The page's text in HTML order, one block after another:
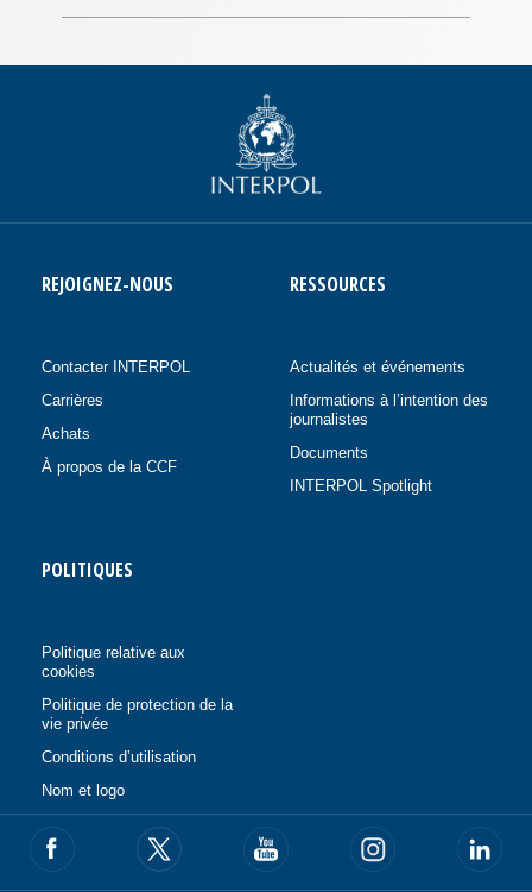
REJOIGNEZ-NOUS
Contacter INTERPOL
Carrières
Achats
À propos de la CCF
RESSOURCES
Actualités et événements
Informations à l’intention des
journalistes
Documents
INTERPOL Spotlight
POLITIQUES
Politique relative aux
cookies
Politique de protection de la
vie privée
Conditions d’utilisation
Nom et logo